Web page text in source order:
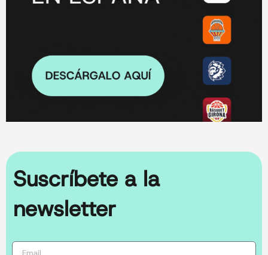
Suscríbete a la
newsletter